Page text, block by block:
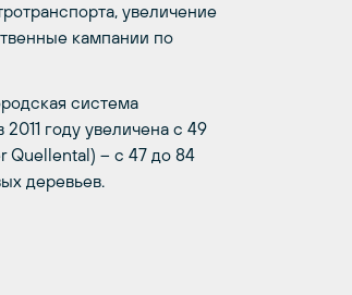
увеличение
кампании по
система
году увеличена с 49
Quellental) – с 47 до 84
деревьев.